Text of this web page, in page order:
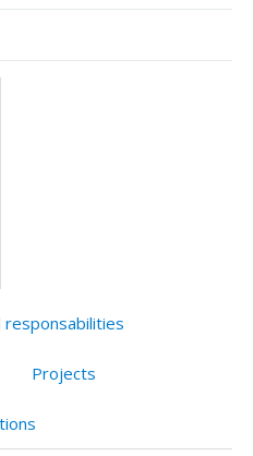
responsabilities
Projects